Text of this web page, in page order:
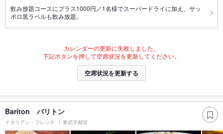
飲み放題コースにプラス1000円／1名様でスーパードライに加え、サッ
ポロ黒ラベルも飲み放題。
カレンダーの更新に失敗しました。
下記ボタンを押して空席状況を更新してください。
空席状況を更新する
Bariton バリトン
イタリアン・フレンチ 東武宇都宮